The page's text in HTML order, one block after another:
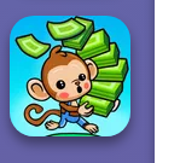
End of War